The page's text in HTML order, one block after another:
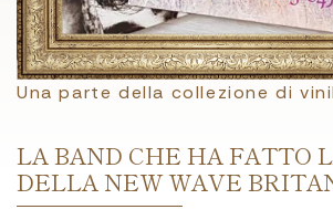
Una parte della collezione di
LA BAND CHE HA FATTO
DELLA NEW WAVE